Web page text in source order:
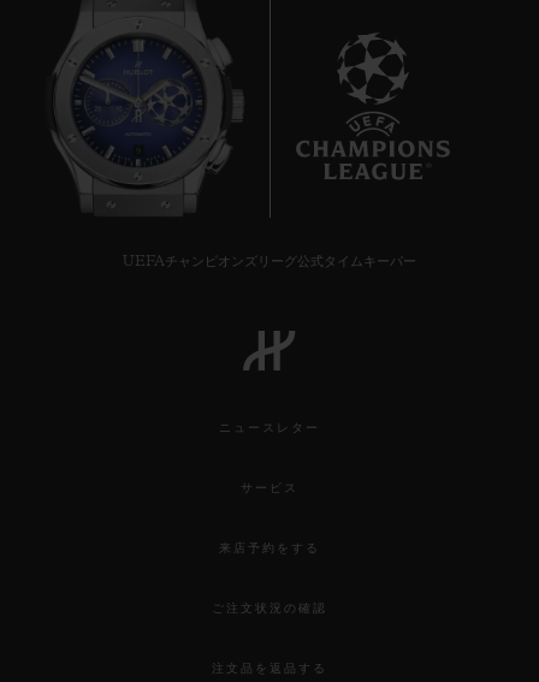
UEFAチャンピオンズリーグ公式タイムキーパー
ニュースレター
サービス
来店予約をする
ご注文状況の確認
注文品を返品する